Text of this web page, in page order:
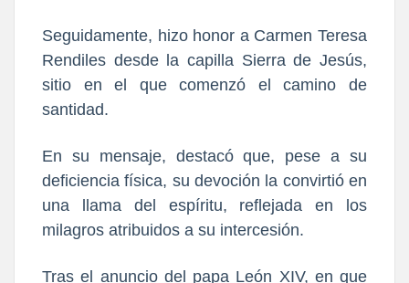
Seguidamente, hizo honor a Carmen Teresa
Rendiles desde la capilla Sierra de Jesús,
sitio en el quecomenzó el camino de
santidad.
En su mensaje, destacó que, pese a su
deficiencia física, su devoción la convirtió en
una llama del espíritu, reflejada en los
milagros atribuidos a su intercesión.
Tras el anuncio del papa León XIV, en que